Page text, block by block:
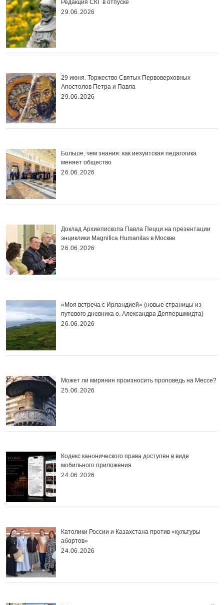
Редакция СКГ в отпуске
29.06.2026
29 июня. Торжество Святых Первоверховных
Апостолов Петра и Павла
29.06.2026
Больше, чем знания: как иезуитская педагогика
меняет общество
26.06.2026
Доклад Архиепископа Павла Пецци на презентации
энциклики Magnifica Нumanitas в Москве
26.06.2026
«Моя встреча с Ирландией» (новые страницы из
путевого дневника о. Александра Деппершмидта)
26.06.2026
Может ли мирянин произносить проповедь на Мессе?
25.06.2026
Кодекс канонического права доступен в виде
мобильного приложения
24.06.2026
Католики России и Казахстана против «культуры
абортов»
24.06.2026